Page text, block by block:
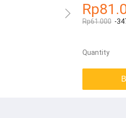
Rp61.000 -
Quantity